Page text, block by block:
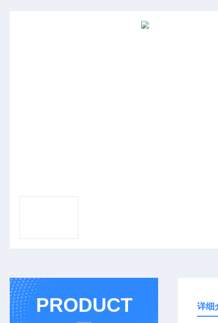
PRODUCT 详细